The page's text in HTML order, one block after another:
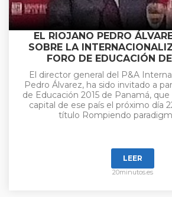
EL RIOJANO PEDRO
SOBRE LA
FORO DE EDUCACIÓN
El director general del P&A
Pedro Álvarez, ha sido invitado a
de Educación 2015 de Panamá, que
capital de ese país el próximo día
título Rompiendo
LEER
20minutos.es